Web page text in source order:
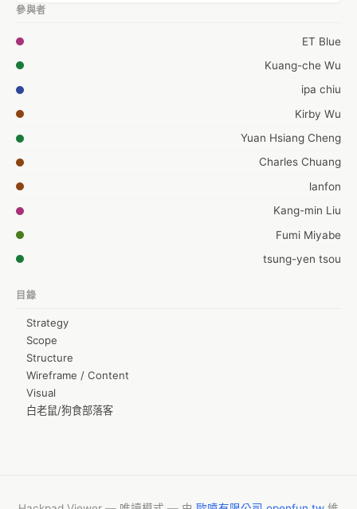
參與者
ET Blue
Kuang-che Wu
ipa chiu
Kirby Wu
Yuan Hsiang Cheng
Charles Chuang
lanfon
Kang-min Liu
Fumi Miyabe
tsung-yen tsou
目錄
Strategy
Scope
Structure
Wireframe / Content
Visual
白老鼠/狗食部落客